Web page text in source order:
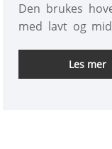
Den brukes
med lavt og
veggtykkelse,
overflate og god
Les mer